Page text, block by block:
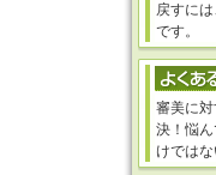
戻すに
です。
審美に
決！悩
けではな